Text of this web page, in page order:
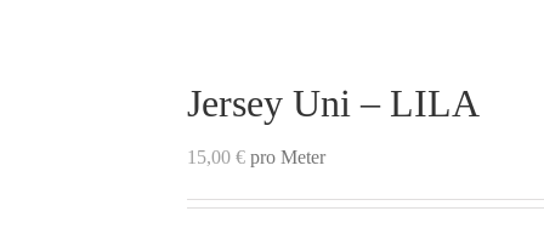
Jersey Uni – LILA
15,00 € pro Meter